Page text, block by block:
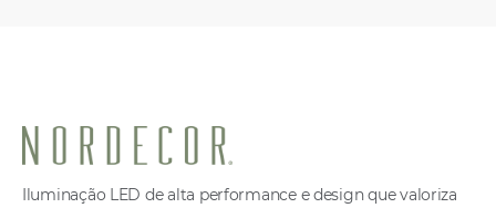
Iluminação LED de alta performance e design que valoriza